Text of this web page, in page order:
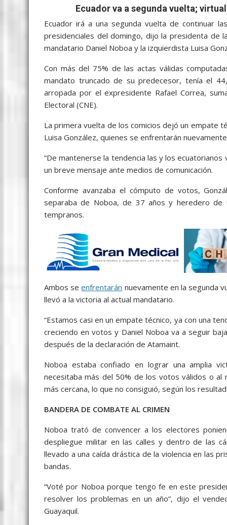
o
o
k
A
p
p
n
g
er
e a
m
Ecuador va a segunda vuelta;
Ecuador irá a una segunda vuelta de continuar
presidenciales del domingo, dijo la presidenta de la
mandatario Daniel Noboa y la izquierdista Luisa
Con más del 75% de las actas válidas
mandato truncado de su predecesor, tenía el
arropada por el expresidente Rafael Correa,
Electoral (CNE).
La primera vuelta de los comicios dejó un empate
Luisa González, quienes se enfrentarán
“De mantenerse la tendencia las y los
un breve mensaje ante medios de comunicación.
Conforme avanzaba el cómputo de votos,
separaba de Noboa, de 37 años y heredero de
tempranos.
Ambos seenfrentarán nuevamente en la segunda
llevó a la victoria al actual mandatario.
“Estamos casi en un empate técnico, ya con una
creciendo en votos y Daniel Noboa va a seguir
después de la declaración de Atamaint.
Noboa estaba confiado en lograr una amplia
necesitaba más del 50% de los votos válidos o
más cercana, lo que no consiguió, según los
BANDERA DE COMBATE AL CRIMEN
Noboa trató de convencer a los electores
despliegue militar en las calles y dentro de las
llevado a una caída drástica de la violencia en las
bandas.
“Voté por Noboa porque tengo fe en este
resolver los problemas en un año”, dijo el
Guayaquil.